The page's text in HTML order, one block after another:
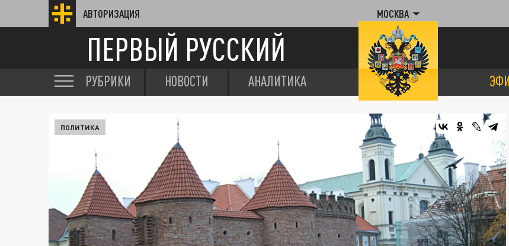
АВТОРИЗАЦИЯ МОСКВА
ПЕРВЫЙ РУССКИЙ
РУБРИКИ НОВОСТИ АНАЛИТИКА
ПОЛИТИКА